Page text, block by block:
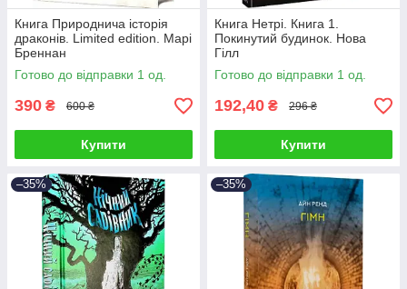
Книга Природнича історія
драконів. Limited edition. Марі
Бреннан
Готово до відправки 1 од.
390 ₴ 600 ₴
Купити
Книга Нетрі. Книга 1.
Покинутий будинок. Нова
Гілл
Готово до відправки 1 од.
192,40 ₴ 296 ₴
Купити
–35% –35%